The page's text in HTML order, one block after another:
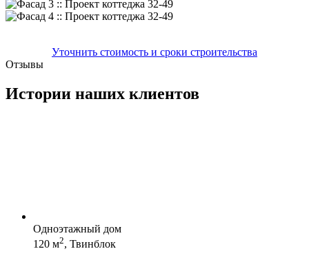
Уточнить стоимость и сроки строительства
Отзывы
Истории наших клиентов
Одноэтажный дом
120 м2, Твинблок